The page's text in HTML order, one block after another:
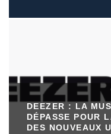
DEEZER : LA
DÉPASSE POUR
DES NOUVEAUX